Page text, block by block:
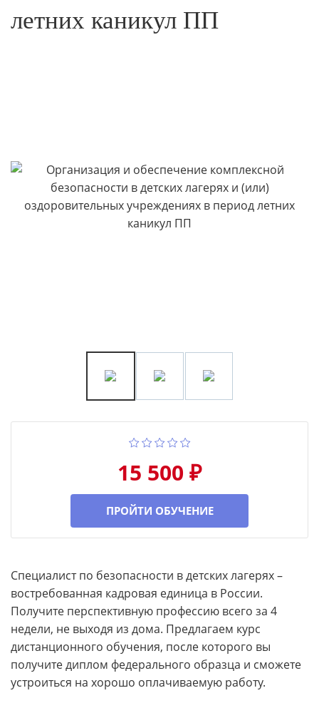
летних каникул ПП
15 500 ₽
ПРОЙТИ ОБУЧЕНИЕ
Специалист по безопасности в детских лагерях –
востребованная кадровая единица в России.
Получите перспективную профессию всего за 4
недели, не выходя из дома. Предлагаем курс
дистанционного обучения, после которого вы
получите диплом федерального образца и сможете
устроиться на хорошо оплачиваемую работу.